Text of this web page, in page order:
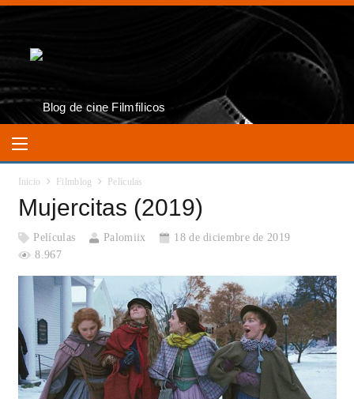
Inicio Filmblog Películas
Mujercitas (2019)
Películas Palomiix
18 de diciembre de 2019
8.967